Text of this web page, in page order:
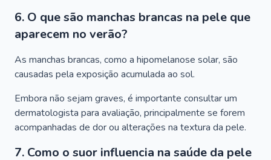
6. O que são manchas brancas na pele que
aparecem no verão?
As manchas brancas, como a hipomelanose solar, são
causadas pela exposição acumulada ao sol.
Embora não sejam graves, é importante consultar um
dermatologista para avaliação, principalmente se forem
acompanhadas de dor ou alterações na textura da pele.
7. Como o suor influencia na saúde da pele